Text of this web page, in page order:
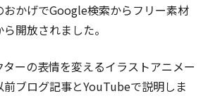
かげでGoogle検索からフリー素材
開放されました。
ーの表情を変えるイラストアニメー
ブログ記事とYouTubeで説明しま